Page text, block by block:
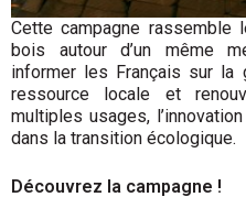
Cette campagne
bois autour d’un même
informer les Français sur
ressource locale et
multiples usages,
dans la transition écologique.
Découvrez la campagne !